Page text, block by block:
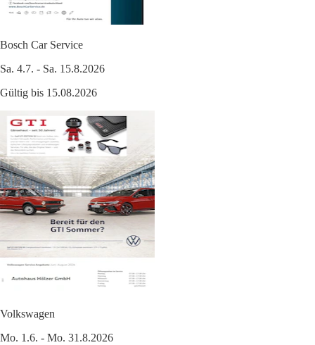
Bosch Car Service
Sa. 4.7. - Sa. 15.8.2026
Gültig bis 15.08.2026
Volkswagen
Mo. 1.6. - Mo. 31.8.2026